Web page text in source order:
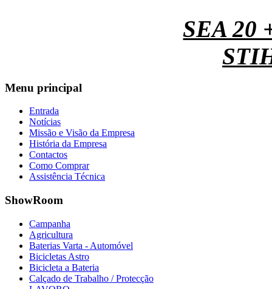
SEA 20
Menu principal
Entrada
Notícias
Missão e Visão da Empresa
História da Empresa
Contactos
Como Comprar
Assistência Técnica
ShowRoom
Campanha
Agricultura
Baterias Varta - Automóvel
Bicicletas Astro
Bicicleta a Bateria
Calçado de Trabalho / Protecção